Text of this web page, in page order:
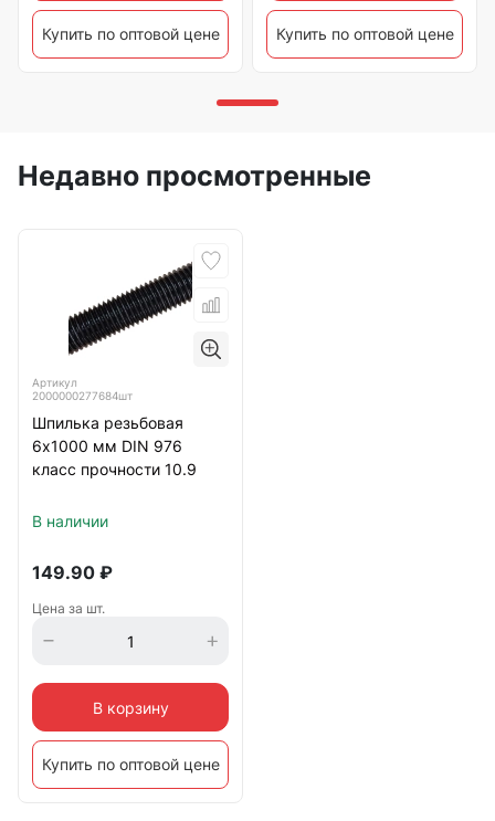
Купить по оптовой цене Купить по оптовой цене
Недавно просмотренные
Артикул
2000000277684шт
Шпилька резьбовая
6х1000 мм DIN 976
класс прочности 10.9
В наличии
149.90 ₽
Цена за шт.
В корзину
Купить по оптовой цене